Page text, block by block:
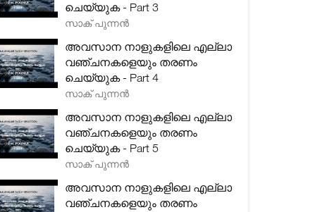
ചെയ്യുക - Part 3
സാക് പുന്നൻ
അവസാന നാളുകളിലെ എല്ലാ
വഞ്ചനകളെയും തരണം
ചെയ്യുക - Part 4
സാക് പുന്നൻ
അവസാന നാളുകളിലെ എല്ലാ
വഞ്ചനകളെയും തരണം
ചെയ്യുക - Part 5
സാക് പുന്നൻ
അവസാന നാളുകളിലെ എല്ലാ
വഞ്ചനകളെയും തരണം